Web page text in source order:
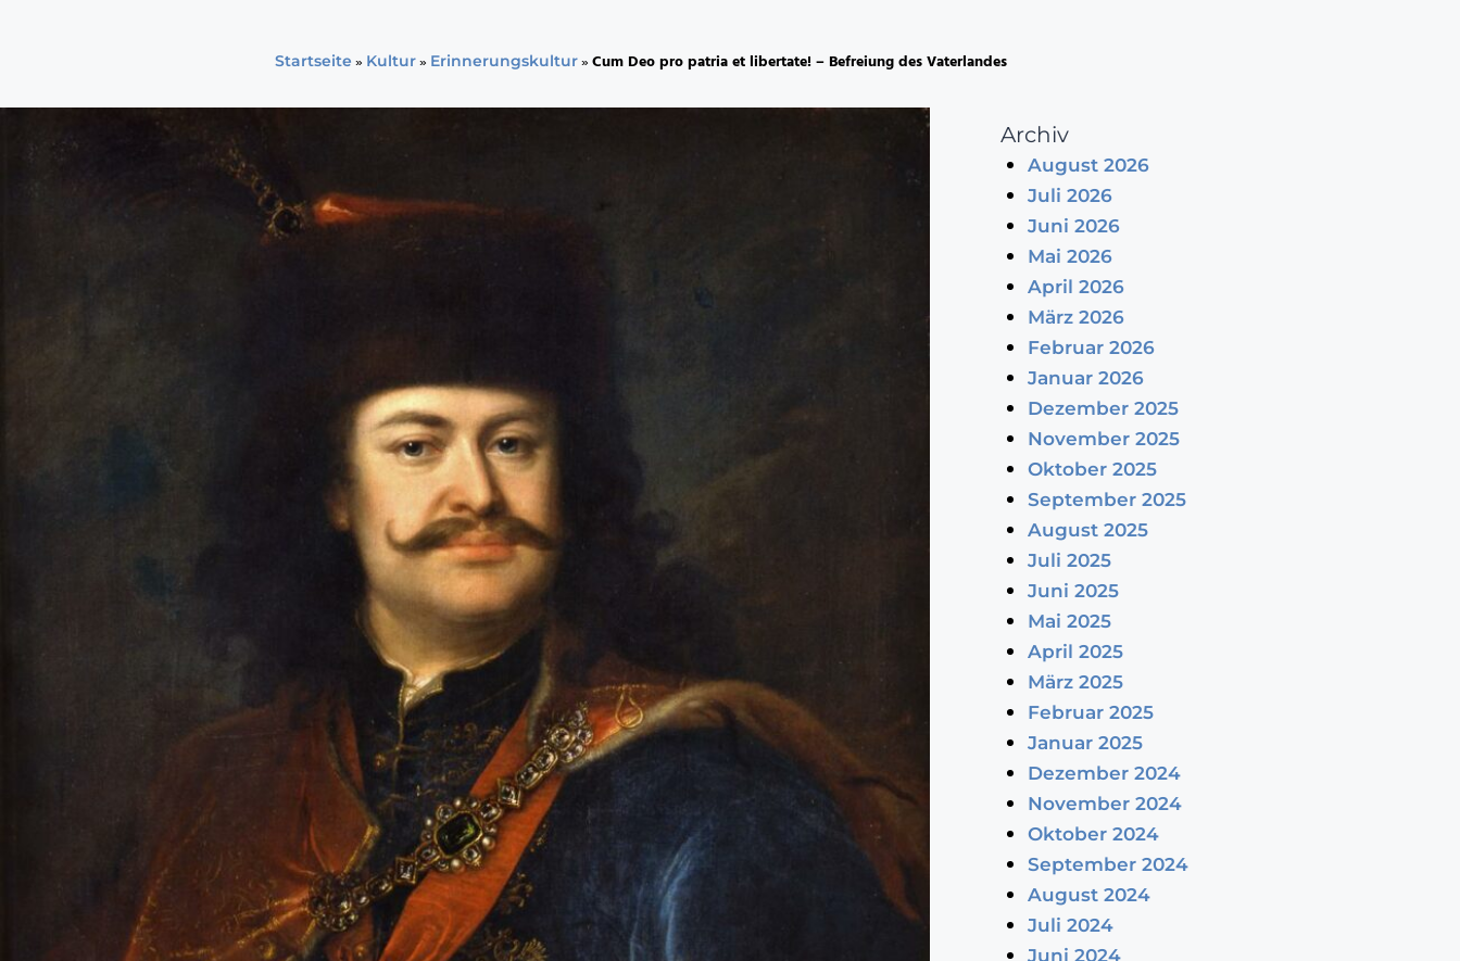
Startseite » Kultur» Erinnerungskultur»Cum Deo pro patria et libertate! – Befreiung des Vaterlandes
Archiv
August 2026
Juli 2026
Juni 2026
Mai 2026
April 2026
März 2026
Februar 2026
Januar 2026
Dezember 2025
November 2025
Oktober 2025
September 2025
August 2025
Juli 2025
Juni 2025
Mai 2025
April 2025
März 2025
Februar 2025
Januar 2025
Dezember 2024
November 2024
Oktober 2024
September 2024
August 2024
Juli 2024
Juni 2024